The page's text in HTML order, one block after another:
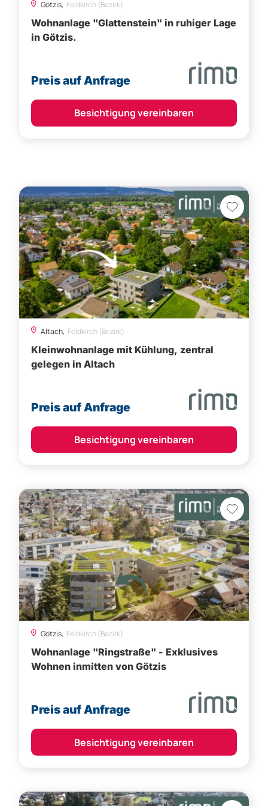
Preis auf Anfrage
Besichtigung vereinbaren
Altach,Feldkirch (Bezirk)
Kleinwohnanlage mit Kühlung, zentral
gelegen in Altach
Preis auf Anfrage
Besichtigung vereinbaren
Götzis,Feldkirch (Bezirk)
Wohnanlage "Ringstraße" - Exklusives
Wohnen inmitten von Götzis
Preis auf Anfrage
Besichtigung vereinbaren